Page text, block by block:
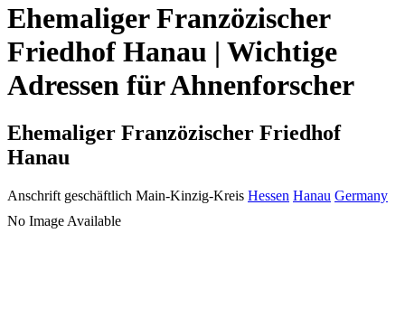
Ehemaliger Franzözischer
Friedhof Hanau | Wichtige
Adressen für Ahnenforscher
Ehemaliger Franzözischer Friedhof
Hanau
Anschrift geschäftlich Main-Kinzig-Kreis Hessen Hanau Germany
No Image Available